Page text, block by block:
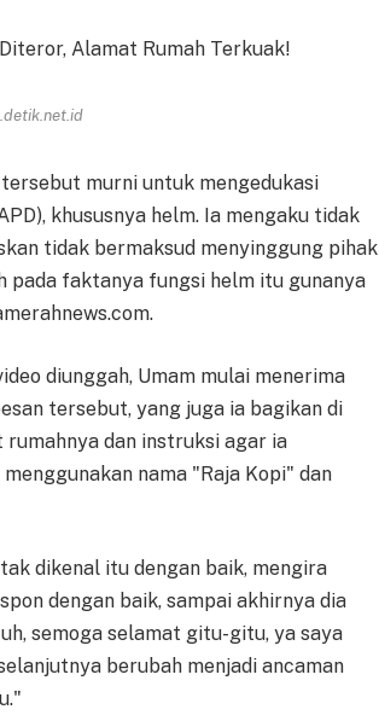
murni untuk mengedukasi
khususnya helm. Ia mengaku tidak
tidak bermaksud menyinggung pihak
pada faktanya fungsi helm itu gunanya
diunggah, Umam mulai menerima
tersebut, yang juga ia bagikan di
dan instruksi agar ia
nama "Raja Kopi" dan
dikenal itu dengan baik, mengira
dengan baik, sampai akhirnya dia
semoga selamat gitu-gitu, ya saya
berubah menjadi ancaman